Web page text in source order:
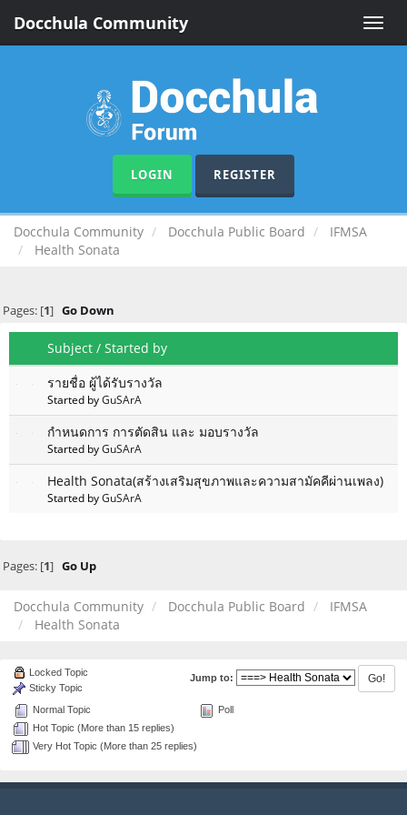
Toggle
Docchula Community
LOGIN REGISTER
Docchula Community Docchula Public Board
IFMSA
Health Sonata
Pages: [1] Go Down
Subject / Started by
รายชื่อ ผู้ได้รับรางวัล
Started byGuSArA
กำหนดการ การตัดสิน และ มอบรางวัล
Started byGuSArA
Health Sonata(สร้างเสริมสุขภาพและความสามัคคีผ่านเพลง)
Started byGuSArA
Pages: [1] Go Up
Docchula Community Docchula Public Board
IFMSA
Health Sonata
Jump to:
Normal Topic
Hot Topic (More than 15 replies)
Very Hot Topic (More than 25 replies)
Locked Topic
Sticky Topic
Poll